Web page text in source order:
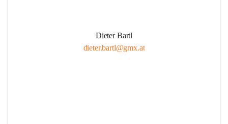
Dieter Bartl
dieter.bartl@gmx.at